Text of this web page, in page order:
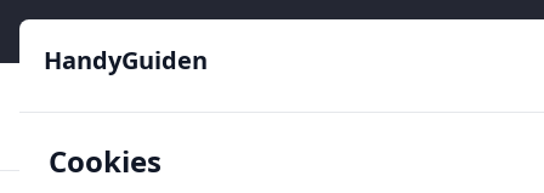
HandyGuiden
Cookies